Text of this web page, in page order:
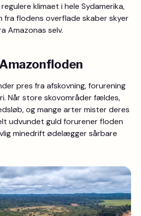
klimaet i hele Sydamerika,
fra flodens overflade skaber skyer
Amazonas selv.
pres fra afskovning, forurening
Når store skovområder fældes,
og mange arter mister deres
udvundet guld forurener floden
minedrift ødelægger sårbare